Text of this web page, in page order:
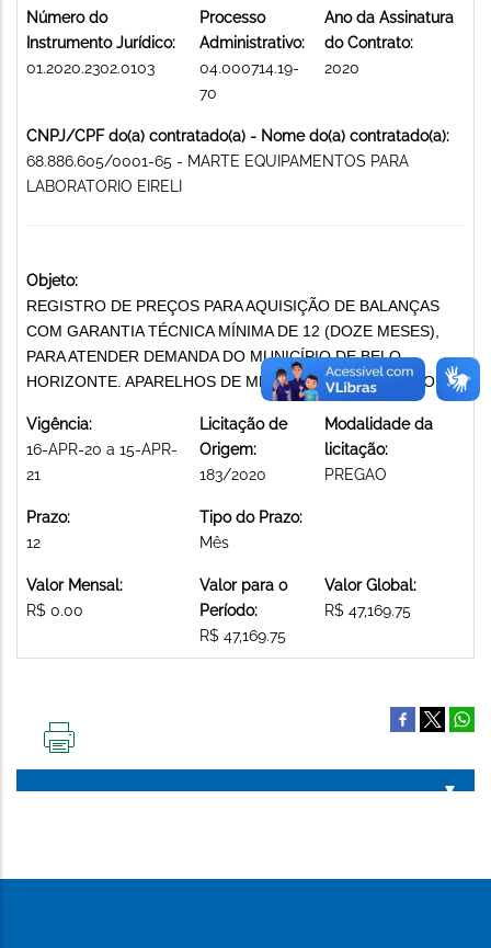
Número do
Instrumento Jurídico:
01.2020.2302.0103
Processo
Administrativo:
04.000714.19-
70
Ano da Assinatura
do Contrato:
2020
CNPJ/CPF do(a) contratado(a) - Nome do(a) contratado(a):
68.886.605/0001-65 - MARTE EQUIPAMENTOS PARA
LABORATORIO EIRELI
Objeto:
REGISTRO DE PREÇOS PARA AQUISIÇÃO DE BALANÇAS
COM GARANTIA TÉCNICA MÍNIMA DE 12 (DOZE MESES),
PARA ATENDER DEMANDA DO MUNICÍPIO DE BELO
HORIZONTE. APARELHOS DE MEDIÇÃO E ORIENTAÇÃO
Vigência:
16-APR-20 a 15-APR-
21
Licitação de
Origem:
183/2020
Modalidade da
licitação:
PREGAO
Prazo:
12
Tipo do Prazo:
Mês
Valor Mensal:
R$ 0.00
Valor para o
Período:
R$ 47,169.75
Valor Global:
R$ 47,169.75
PÁGINA